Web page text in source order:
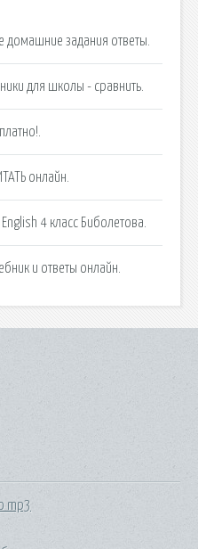
домашние задания ответы.
для школы - сравнить.
онлайн.
4 класс Биболетова.
и ответы онлайн.
mp3